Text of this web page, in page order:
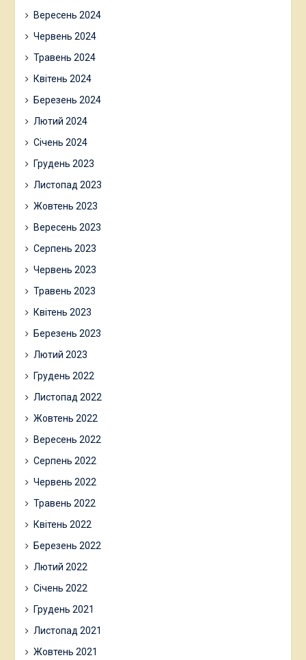
Вересень 2024
Червень 2024
Травень 2024
Квітень 2024
Березень 2024
Лютий 2024
Січень 2024
Грудень 2023
Листопад 2023
Жовтень 2023
Вересень 2023
Серпень 2023
Червень 2023
Травень 2023
Квітень 2023
Березень 2023
Лютий 2023
Грудень 2022
Листопад 2022
Жовтень 2022
Вересень 2022
Серпень 2022
Червень 2022
Травень 2022
Квітень 2022
Березень 2022
Лютий 2022
Січень 2022
Грудень 2021
Листопад 2021
Жовтень 2021